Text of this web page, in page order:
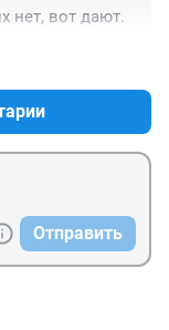
нет, вот дают.
Отправить